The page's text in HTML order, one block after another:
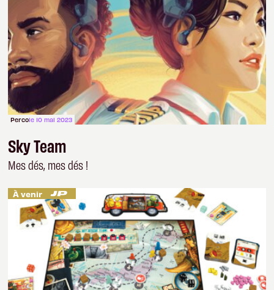
Percole 10 mai 2023
Sky Team
Mes dés, mes dés !
À venir